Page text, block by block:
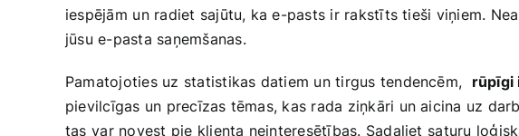
iespējām ⁢un radiet sajūtu, ka e-pasts ir rakstīts tieši viņiem.
jūsu e-pasta saņemšanas.
Pamatojoties uz statistikas datiem un tirgus tendencēm, ‌ rūpīgi
pievilcīgas un precīzas tēmas, kas rada ziņkāri un aicina uz
tas⁢ var novest pie klienta neinteresētības. Sadaliet ⁢saturu